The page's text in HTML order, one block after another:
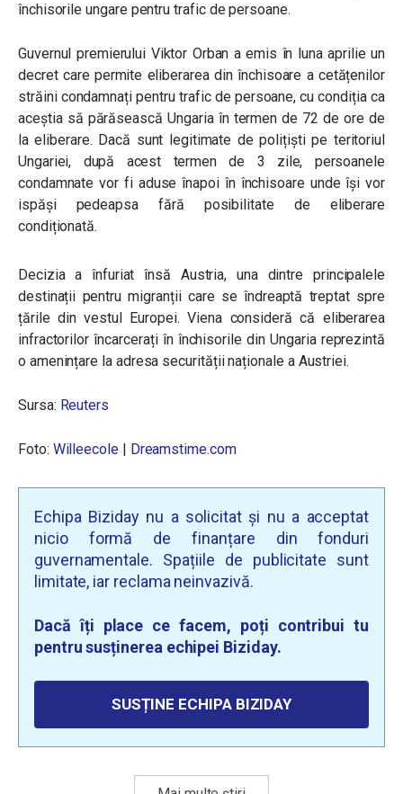
închisorile ungare pentru trafic de persoane.
Guvernul premierului Viktor Orban a emis în luna aprilie un
decret care permite eliberarea din închisoare a cetățenilor
străini condamnați pentru trafic de persoane, cu condiția ca
aceștia să părăsească Ungaria în termen de 72 de ore de
la eliberare. Dacă sunt legitimate de polițiști pe teritoriul
Ungariei, după acest termen de 3 zile, persoanele
condamnate vor fi aduse înapoi în închisoare unde își vor
ispăși pedeapsa fără posibilitate de eliberare
condiționată.
Decizia a înfuriat însă Austria, una dintre principalele
destinații pentru migranții care se îndreaptă treptat spre
țările din vestul Europei. Viena consideră că eliberarea
infractorilor încarcerați în închisorile din Ungaria reprezintă
o amenințare la adresa securității naționale a Austriei.
Sursa: Reuters
Foto: Willeecole| Dreamstime.com
Echipa Biziday nu a solicitat și nu a acceptat
nicio formă de finanțare din fonduri
guvernamentale. Spațiile de publicitate sunt
limitate, iar reclama neinvazivă.
Dacă îți place ce facem, poți contribui tu
pentru susținerea echipei Biziday.
SUSȚINE ECHIPA BIZIDAY